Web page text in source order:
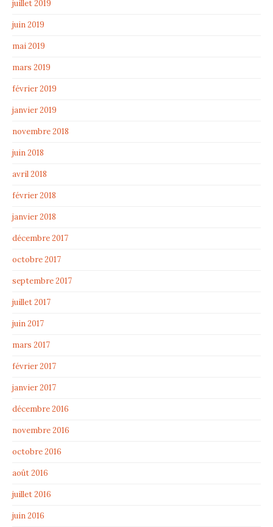
juillet 2019
juin 2019
mai 2019
mars 2019
février 2019
janvier 2019
novembre 2018
juin 2018
avril 2018
février 2018
janvier 2018
décembre 2017
octobre 2017
septembre 2017
juillet 2017
juin 2017
mars 2017
février 2017
janvier 2017
décembre 2016
novembre 2016
octobre 2016
août 2016
juillet 2016
juin 2016